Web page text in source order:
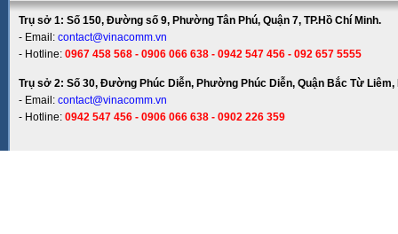
Trụ sở 1: Số 150, Đường số 9, Phường Tân Phú, Quận 7, TP.Hồ Chí Minh.
- Email: contact@vinacomm.vn
- Hotline: 0967 458 568 - 0906 066 638 - 0942 547 456 - 092 657 5555
Trụ sở 2: Số 30, Đường Phúc Diễn, Phường Phúc Diễn, Quận Bắc Từ Liêm,
- Email: contact@vinacomm.vn
- Hotline: 0942 547 456 - 0906 066 638 - 0902 226 359